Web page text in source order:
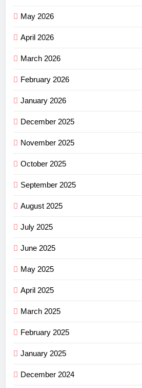
May 2026
April 2026
March 2026
February 2026
January 2026
December 2025
November 2025
October 2025
September 2025
August 2025
July 2025
June 2025
May 2025
April 2025
March 2025
February 2025
January 2025
December 2024